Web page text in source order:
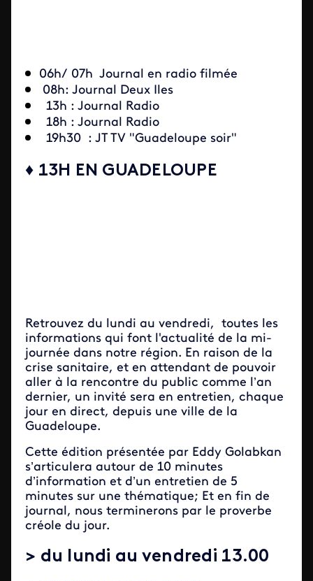
06h/ 07h Journal en radio filmée
08h: Journal Deux Iles
13h : Journal Radio
18h : Journal Radio
19h30 : JT TV "Guadeloupe soir"
♦ 13H EN GUADELOUPE
Retrouvez du lundi au vendredi, toutes les
informations qui font l'actualité de la mi-
journée dans notre région. En raison de la
crise sanitaire, et en attendant de pouvoir
aller à la rencontre du public comme l’an
dernier, un invité sera en entretien, chaque
jour en direct, depuis une ville de la
Guadeloupe.
Cette édition présentée par Eddy Golabkan
s’articulera autour de 10 minutes
d’information et d’un entretien de 5
minutes sur une thématique; Et en fin de
journal, nous terminerons par le proverbe
créole du jour.
> du lundi au vendredi 13.00